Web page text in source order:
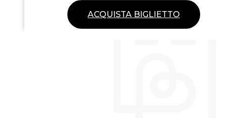
ACQUISTA BIGLIETTO